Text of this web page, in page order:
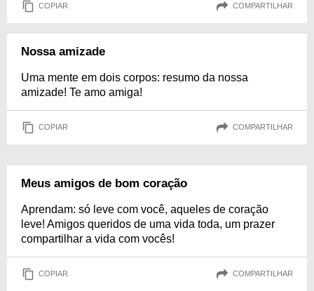
COPIAR COMPARTILHAR
Nossa amizade
Uma mente em dois corpos: resumo da nossa
amizade! Te amo amiga!
COPIAR COMPARTILHAR
Meus amigos de bom coração
Aprendam: só leve com você, aqueles de coração
leve! Amigos queridos de uma vida toda, um prazer
compartilhar a vida com vocês!
COPIAR COMPARTILHAR